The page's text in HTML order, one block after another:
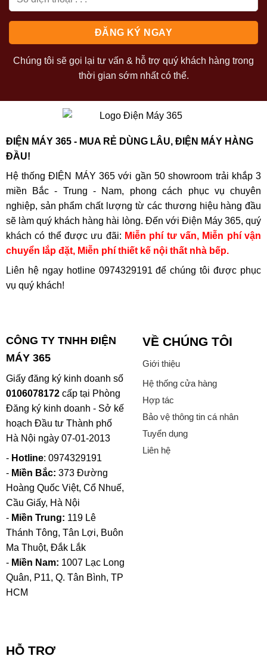
Chúng tôi sẽ gọi lại tư vấn & hỗ trợ quý khách hàng trong
thời gian sớm nhất có thể.
ĐIỆN MÁY 365 - MUA RẺ DÙNG LÂU, ĐIỆN MÁY HÀNG
ĐẦU!
Hệ thống ĐIỆN MÁY 365 với gần 50 showroom trải khắp 3
miền Bắc - Trung - Nam, phong cách phục vụ chuyên
nghiệp, sản phẩm chất lượng từ các thương hiệu hàng đầu
sẽ làm quý khách hàng hài lòng. Đến với Điện Máy 365, quý
khách có thể được ưu đãi: Miễn phí tư vấn, Miễn phí vận
chuyển lắp đặt, Miễn phí thiết kế nội thất nhà bếp.
Liên hệ ngay hotline 0974329191 để chúng tôi được phục
vụ quý khách!
CÔNG TY TNHH ĐIỆN
MÁY 365
Giấy đăng ký kinh doanh số
0106078172cấp tại Phòng
Đăng ký kinh doanh - Sở kế
hoạch Đầu tư Thành phố
Hà Nội ngày 07-01-2013
- Hotline: 0974329191
- Miền Bắc: 373 Đường
Hoàng Quốc Việt, Cổ Nhuế,
Cầu Giấy, Hà Nội
- Miền Trung: 119 Lê
Thánh Tông, Tân Lợi, Buôn
Ma Thuột, Đắk Lắk
- Miền Nam: 1007 Lạc Long
Quân, P11, Q. Tân Bình, TP
HCM
VỀ CHÚNG TÔI
Giới thiệu
Hệ thống cửa hàng
Hợp tác
Bảo vệ thông tin cá nhân
Tuyển dụng
Liên hệ
HỖ TRỢ